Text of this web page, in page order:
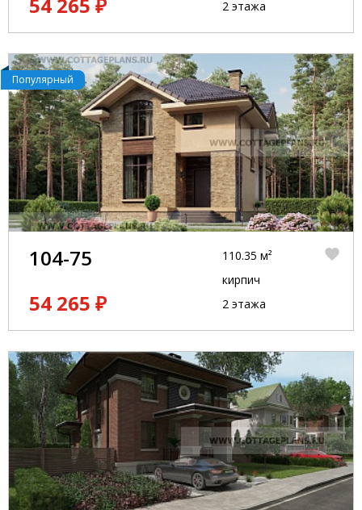
2 этажа
Популярный
104-75
54 265 ₽
110.35 м²
кирпич
2 этажа